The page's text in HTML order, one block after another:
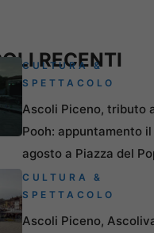
RECENTI
CULTURA &
SPETTACOLO
Ascoli Piceno, tributo
Pooh: appuntamento il
agosto a Piazza del
CULTURA &
SPETTACOLO
Ascoli Piceno,